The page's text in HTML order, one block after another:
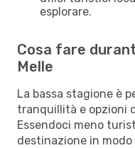
esplorare.
Cosa fare
Melle
La bassa stagione è
tranquillità e opzioni
Essendoci meno
destinazione in